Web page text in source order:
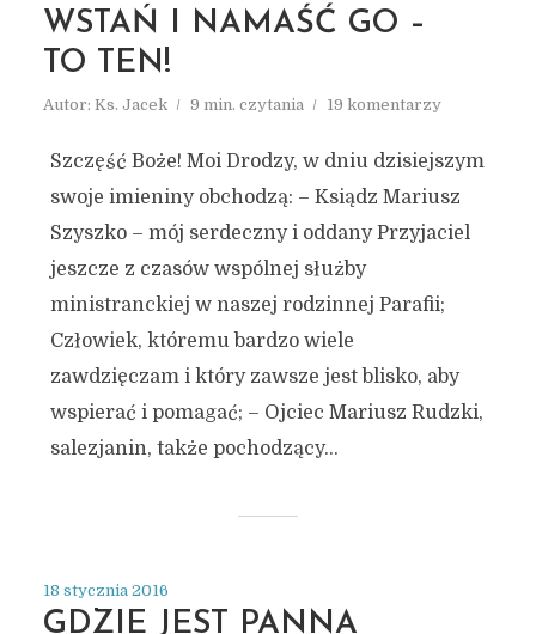
WSTAŃ I NAMAŚĆ GO –
TO TEN!
Autor: Ks. Jacek 9 min. czytania 19 komentarzy
Szczęść Boże! Moi Drodzy, w dniu dzisiejszym
swoje imieniny obchodzą: – Ksiądz Mariusz
Szyszko – mój serdeczny i oddany Przyjaciel
jeszcze z czasów wspólnej służby
ministranckiej w naszej rodzinnej Parafii;
Człowiek, któremu bardzo wiele
zawdzięczam i który zawsze jest blisko, aby
wspierać i pomagać; – Ojciec Mariusz Rudzki,
salezjanin, także pochodzący...
18 stycznia 2016
GDZIE JEST PANNA